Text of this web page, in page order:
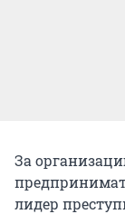
За
лидер